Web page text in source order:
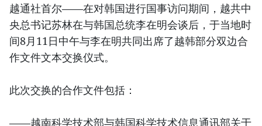
越通社首尔——在对韩国进行国事访问期间，越共中
央总书记苏林在与韩国总统李在明会谈后，于当地时
间8月11日中午与李在明共同出席了越韩部分双边合
作文件文本交换仪式。
此次交换的合作文件包括：
——越南科学技术部与韩国科学技术信息通讯部关于